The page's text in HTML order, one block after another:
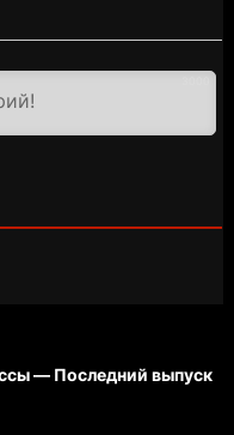
— Последний выпуск